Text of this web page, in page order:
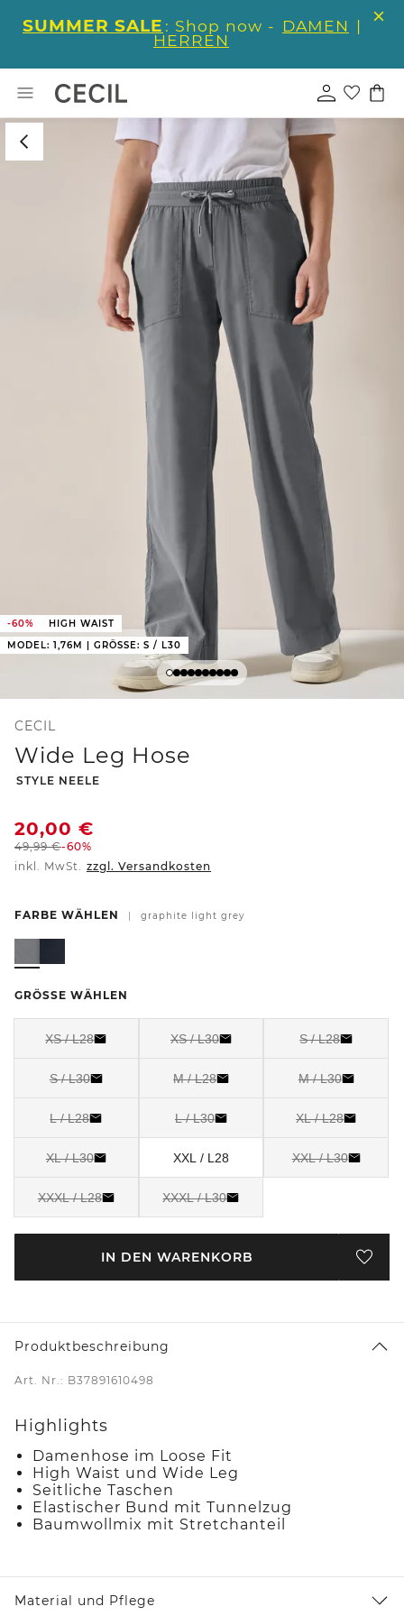
SUMMER SALE : Shop now - DAMEN |
HERREN
-60%
HIGH WAIST
MODEL: 1,76M | GRÖSSE: S / L30
CECIL
Wide Leg Hose
-
STYLE NEELE
20,00 €
49,99€-60%
inkl. MwSt. zzgl. Versandkosten
FARBE WÄHLEN | graphite light grey
GRÖSSE WÄHLEN
XS / L28 XS / L30 S / L28
S / L30 M / L28 M / L30
L / L28 L / L30 XL / L28
XL / L30 XXL / L28 XXL / L30
XXXL / L28 XXXL / L30
IN DEN WARENKORB
Produktbeschreibung
Art. Nr.: B37891610498
Highlights
Damenhose im Loose Fit
High Waist und Wide Leg
Seitliche Taschen
Elastischer Bund mit Tunnelzug
Baumwollmix mit Stretchanteil
Material und Pflege